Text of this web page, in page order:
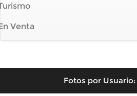
Venta
Fotos por Usuario: